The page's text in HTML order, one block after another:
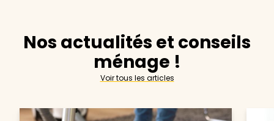
Nos actualités et conseils
ménage !
Voir tous les articles